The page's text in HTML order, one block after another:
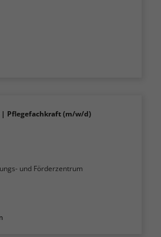
Pflegefachkraft (m/w/d)
und Förderzentrum